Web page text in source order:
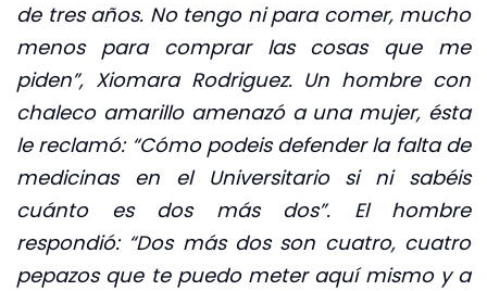
de tres años. No tengo ni para comer, mucho
menos para comprar las cosas que me
piden”, Xiomara Rodriguez. Un hombre con
chaleco amarillo amenazó a una mujer, ésta
le reclamó: “Cómo podeis defender la falta de
medicinas en el Universitario si ni sabéis
cuánto es dos más dos”. El hombre
respondió: “Dos más dos son cuatro, cuatro
pepazos que te puedo meter aquí mismo y a